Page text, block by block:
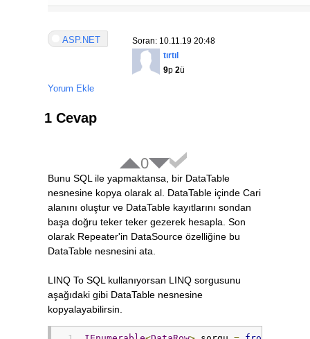
ASP.NET
Soran: 10.11.19 20:48
tırtıl
9p 2ü
Yorum Ekle
1 Cevap
0
Bunu SQL ile yapmaktansa, bir DataTable
nesnesine kopya olarak al. DataTable içinde Cari
alanını oluştur ve DataTable kayıtlarını sondan
başa doğru teker teker gezerek hesapla. Son
olarak Repeater'in DataSource özelliğine bu
DataTable nesnesini ata.
LINQ To SQL kullanıyorsan LINQ sorgusunu
aşağıdaki gibi DataTable nesnesine
kopyalayabilirsin.